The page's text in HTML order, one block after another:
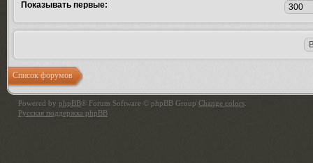
Показывать первые:
Список форумов
Powered by phpBB® Forum Software © phpBB Group Change colors
Русская поддержка phpBB